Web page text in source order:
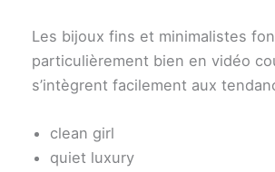
Les bijoux fins et minimalistes
particulièrement bien en vidéo
s’intègrent facilement aux
clean girl
quiet luxury